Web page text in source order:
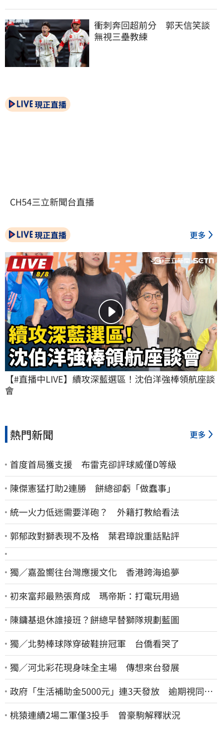
衝刺奔回超前分　郭天信笑談
無視三壘教練
現正直播
CH54三立新聞台直播
現正直播 更多
【#直播中LIVE】續攻深藍選區！沈伯洋強棒領航座談
會
熱門新聞 更多
首度首局獲支援 布雷克卻評球威僅D等級
陳傑憲猛打助2連勝 餅總卻虧「做蠢事」
統一火力低迷需要洋砲？ 外籍打教給看法
郭郁政對獅表現不及格 葉君璋說重話點評
獨／嘉盈嚮往台灣應援文化 香港跨海追夢
初來富邦最熟張育成 瑪帝斯：打電玩用過
陳鏞基退休誰接班？餅總早替獅隊規劃藍圖
獨／北勢棒球隊穿破鞋拚冠軍 台僑看哭了
獨／河北彩花現身味全主場 傳想來台發展
政府「生活補助金5000元」連3天發放 逾期視同放
棄
桃猿連續2場二軍僅3投手 曾豪駒解釋狀況